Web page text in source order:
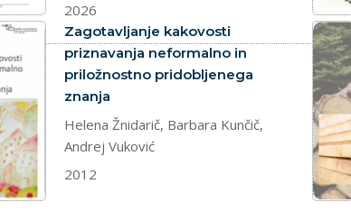
2026
dokument
Zagotavljanje kakovosti
priznavanja neformalno in
priložnostno pridobljenega
znanja
Helena Žnidarič, Barbara Kunčič,
Andrej Vuković
2012